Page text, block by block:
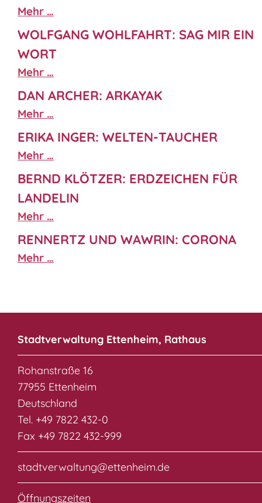
Mehr …
WOLFGANG WOHLFAHRT: SAG MIR EIN
WORT
Mehr …
DAN ARCHER: ARKAYAK
Mehr …
ERIKA INGER: WELTEN-TAUCHER
Mehr …
BERND KLÖTZER: ERDZEICHEN FÜR
LANDELIN
Mehr …
RENNERTZ UND WAWRIN: CORONA
Mehr …
Stadtverwaltung Ettenheim, Rathaus
Rohanstraße 16
77955 Ettenheim
Deutschland
Tel. +49 7822 432-0
Fax +49 7822 432-999
stadtverwaltung@ettenheim.de
Öffnungszeiten